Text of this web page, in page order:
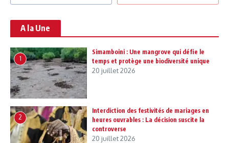
A la Une
1
Simamboini : Une mangrove qui défie le
temps et protège une biodiversité unique
20 juillet 2026
2
Interdiction des festivités de mariages en
heures ouvrables : La décision suscite la
controverse
20 juillet 2026